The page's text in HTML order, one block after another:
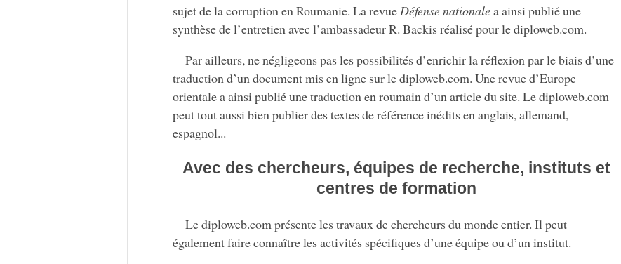
sujet de la corruption en Roumanie. La revueDéfense nationalea ainsi publié une
synthèse de l’entretien avec l’ambassadeur R. Backis réalisé pour le diploweb.com.
Par ailleurs, ne négligeons pas les possibilités d’enrichir la réflexion par le biais d’une
traduction d’un document mis en ligne sur le diploweb.com. Une revue d’Europe
orientale a ainsi publié une traduction en roumain d’un article du site. Le diploweb.com
peut tout aussi bien publier des textes de référence inédits en anglais, allemand,
espagnol...
Avec des chercheurs, équipes de recherche, instituts et
centres de formation
Le diploweb.com présente les travaux de chercheurs du monde entier. Il peut
également faire connaître les activités spécifiques d’une équipe ou d’un institut.